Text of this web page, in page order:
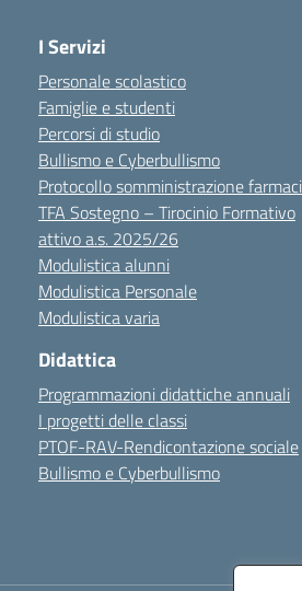
I Servizi
Personale scolastico
Famiglie e studenti
Percorsi di studio
Bullismo e Cyberbullismo
Protocollo somministrazione farmaci
TFA Sostegno – Tirocinio Formativo
attivo a.s. 2025/26
Modulistica alunni
Modulistica Personale
Modulistica varia
Didattica
Programmazioni didattiche annuali
I progetti delle classi
PTOF-RAV-Rendicontazione sociale
Bullismo e Cyberbullismo